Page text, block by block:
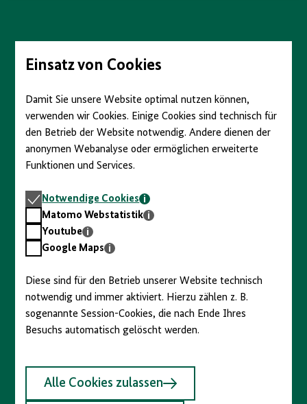
Seiteninhalt
springenEinsatz von Cookies
Damit Sie unsere Website optimal nutzen können,
verwenden wir Cookies. Einige Cookies sind technisch für
den Betrieb der Website notwendig. Andere dienen der
anonymen Webanalyse oder ermöglichen erweiterte
Funktionen und Services.
Notwendige
Cookies
Notwendige Cookies
Matomo
Webstatistik
Matomo Webstatistik
Youtube
Youtube
GoogleGoogle Maps
Diese sind für den Betrieb unserer Website technisch
notwendig und immer aktiviert. Hierzu zählen z. B.
sogenannte Session-Cookies, die nach Ende Ihres
Besuchs automatisch gelöscht werden.
Alle Cookies zulassen